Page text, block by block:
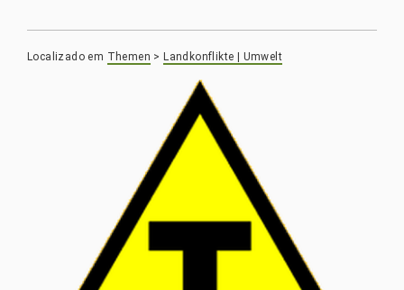
Localizado em Themen > Landkonflikte | Umwelt